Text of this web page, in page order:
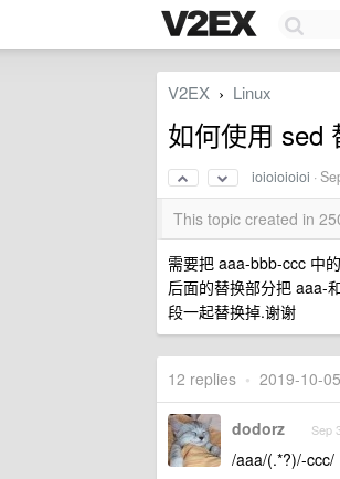
V2EX › Linux
如何使用 sed
ioioioioioi ·
This topic created in
需要把 aaa-bbb-ccc 中
后面的替换部分把 aaa-
段一起替换掉.谢谢
12 replies • 2019-10-
dodorz Sep
/aaa/(.*?)/-ccc/